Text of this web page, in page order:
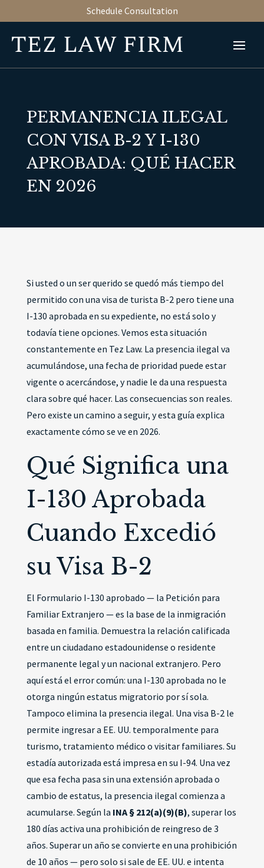
Schedule Consultation
PERMANENCIA ILEGAL
CON VISA B-2 Y I-130
APROBADA: QUÉ HACER
EN 2026
Si usted o un ser querido se quedó más tiempo del
permitido con una visa de turista B-2 pero tiene una
I-130 aprobada en su expediente, no está solo y
todavía tiene opciones. Vemos esta situación
constantemente en Tez Law. La presencia ilegal va
acumulándose, una fecha de prioridad puede estar
vigente o acercándose, y nadie le da una respuesta
clara sobre qué hacer. Las consecuencias son reales.
Pero existe un camino a seguir, y esta guía explica
exactamente cómo se ve en 2026.
Qué Significa una
I-130 Aprobada
Cuando Excedió
su Visa B-2
El Formulario I-130 aprobado — la Petición para
Familiar Extranjero — es la base de la inmigración
basada en familia. Demuestra la relación calificada
entre un ciudadano estadounidense o residente
permanente legal y un nacional extranjero. Pero
aquí está el error común: una I-130 aprobada no le
otorga ningún estatus migratorio por sí sola.
Tampoco elimina la presencia ilegal. Una visa B-2 le
permite ingresar a EE. UU. temporalmente para
turismo, tratamiento médico o visitar familiares. Su
estadía autorizada está impresa en su I-94. Una vez
que esa fecha pasa sin una extensión aprobada o
cambio de estatus, la presencia ilegal comienza a
acumularse. Según la INA § 212(a)(9)(B), superar los
180 días activa una prohibición de reingreso de 3
años. Superar un año se convierte en una prohibición
de 10 años — pero solo si sale de EE. UU. e intenta